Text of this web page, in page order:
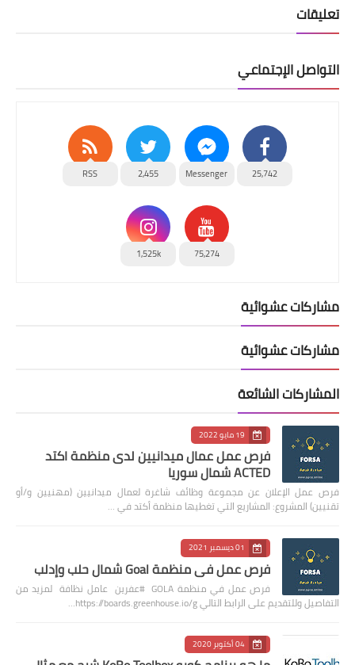
تعليقات
التواصل الإجتماعي
25,742
Messenger
2,455
RSS
75,274
1,525k
مشاركات عشوائية
مشاركات عشوائية
المشاركات الشائعة
19 مايو 2022
فرص عمل عمال ميدانيين لدى منظمة اكتد
ACTED شمال سوريا
فرص عمل الإعلان عن مجموعة وظائف شاغرة لعمال ميدانيين (مهنيين و/أو
تقنيين) المشروع: المشاريع التي تغطيها منظمة أكتد في …
01 ديسمبر 2021
فرص عمل في منظمة Goal شمال حلب وإدلب
فرص عمل في منظمة GOLA #عفرين عامل نظافة لمزيد من
التفاصيل وللتقديم على الرابط التالي https://boards.greenhouse.io/g…
04 أكتوبر 2020